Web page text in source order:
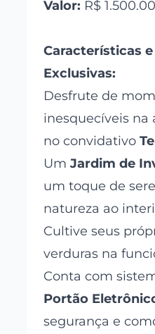
Valor: R$
Características
Exclusivas:
Desfrute de
inesquecíveis
no convidativo
UmJardim de
um toque de
natureza ao
Cultive seus
verduras na
Conta com
Portão
segurança e